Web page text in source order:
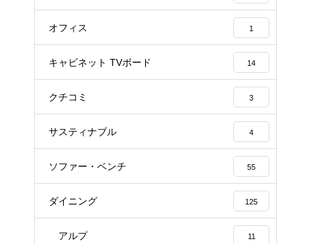
オフィス 1
キャビネット TVボード 14
クチコミ 3
サスティナブル 4
ソファー・ベンチ 55
ダイニング 125
アルプ 11